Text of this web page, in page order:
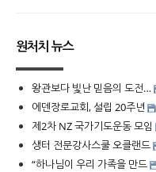
원처치 뉴스
왕관보다 빛난 믿음의 도전…
에덴장로교회, 설립 20주년
제2차 NZ 국가기도운동 모임
생터 전문강사스쿨 오클랜드
“하나님이 우리 가족을 만드